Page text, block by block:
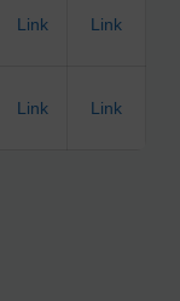
Link Link
Link Link